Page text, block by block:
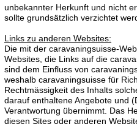
unbekannter Herkunft und nicht
sollte grundsätzlich verzichtet
Links zu anderen Websites:
Die mit der caravaningsuisse-
Websites, die Links auf die
sind dem Einfluss von
weshalb caravaningsuisse für
Rechtmässigkeit des Inhalts
darauf enthaltene Angebote und
Verantwortung übernimmt. Das
diesen Sites oder anderen